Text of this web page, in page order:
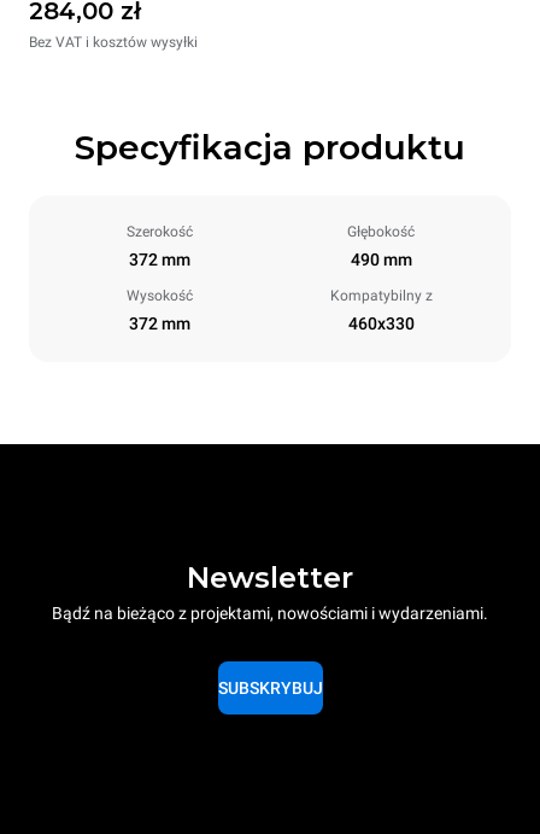
284,00 zł
Bez VAT i kosztów wysyłki
Specyfikacja produktu
Szerokość
372 mm
Głębokość
490 mm
Wysokość
372 mm
Kompatybilny z
460x330
Newsletter
Bądź na bieżąco z projektami, nowościami i wydarzeniami.
SUBSKRYBUJ